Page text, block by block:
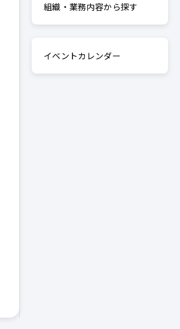
組織・業務内容から探す
イベントカレンダー